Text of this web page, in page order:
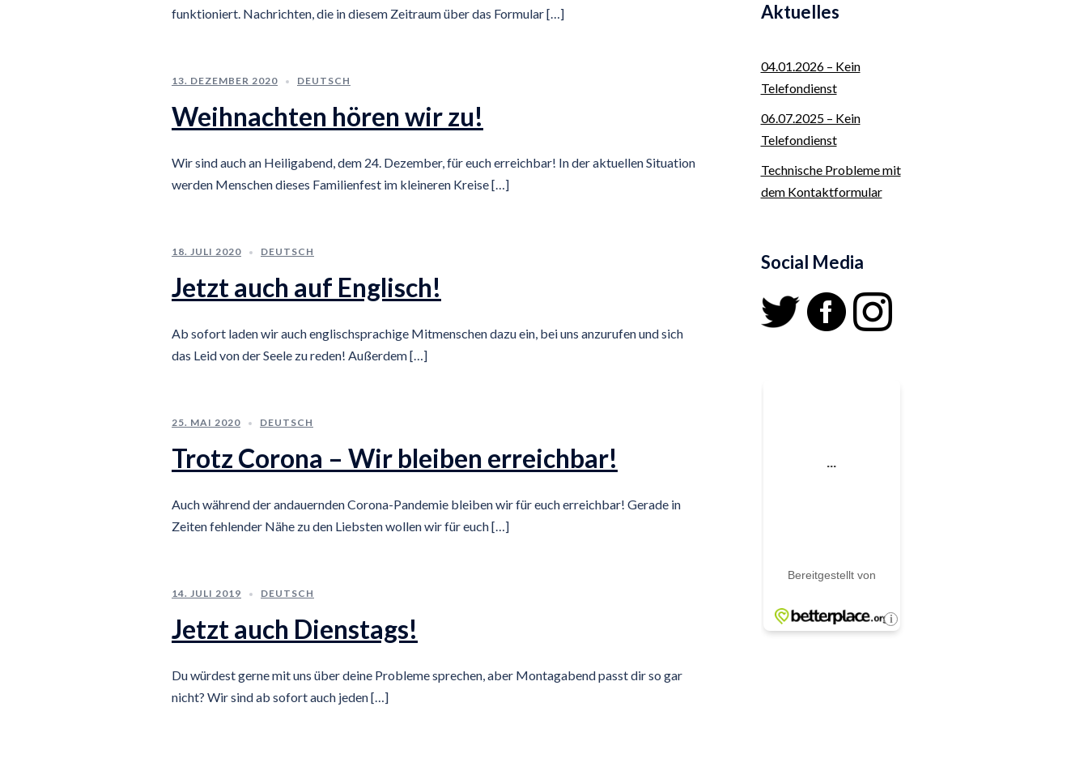
funktioniert. Nachrichten, die in diesem Zeitraum über das Formular […]
13. DEZEMBER 2020 DEUTSCH
Weihnachten hören wir zu!
Wir sind auch an Heiligabend, dem 24. Dezember, für euch erreichbar! In der aktuellen Situation
werden Menschen dieses Familienfest im kleineren Kreise […]
18. JULI 2020 DEUTSCH
Jetzt auch auf Englisch!
Ab sofort laden wir auch englischsprachige Mitmenschen dazu ein, bei uns anzurufen und sich
das Leid von der Seele zu reden! Außerdem […]
25. MAI 2020 DEUTSCH
Trotz Corona – Wir bleiben erreichbar!
Auch während der andauernden Corona-Pandemie bleiben wir für euch erreichbar! Gerade in
Zeiten fehlender Nähe zu den Liebsten wollen wir für euch […]
14. JULI 2019 DEUTSCH
Jetzt auch Dienstags!
Du würdest gerne mit uns über deine Probleme sprechen, aber Montagabend passt dir so gar
nicht? Wir sind ab sofort auch jeden […]
Aktuelles
04.01.2026 – Kein
Telefondienst
06.07.2025 – Kein
Telefondienst
Technische Probleme mit
dem Kontaktformular
Social Media